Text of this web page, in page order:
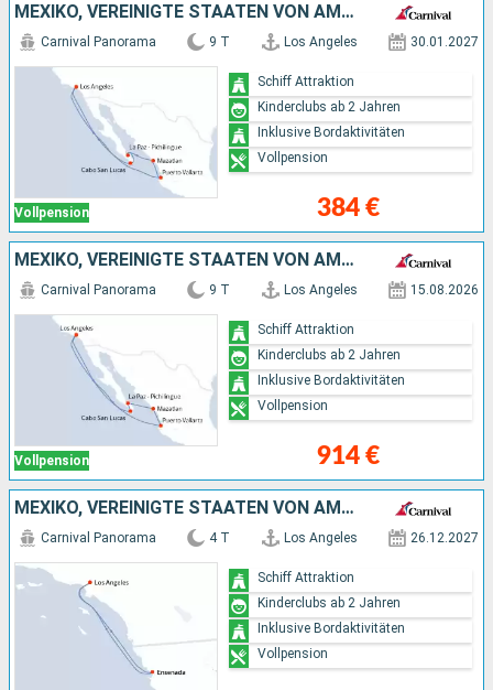
MEXIKO, VEREINIGTE STAATEN VON AMERIKA
Vollpension
Carnival Panorama 9 T Los Angeles 30.01.2027
384 €
Schiff Attraktion
Kinderclubs ab 2 Jahren
Inklusive Bordaktivitäten
Vollpension
MEXIKO, VEREINIGTE STAATEN VON AMERIKA
Vollpension
Carnival Panorama 9 T Los Angeles 15.08.2026
914 €
Schiff Attraktion
Kinderclubs ab 2 Jahren
Inklusive Bordaktivitäten
Vollpension
MEXIKO, VEREINIGTE STAATEN VON AMERIKA
Carnival Panorama 4 T Los Angeles 26.12.2027
Schiff Attraktion
Kinderclubs ab 2 Jahren
Inklusive Bordaktivitäten
Vollpension